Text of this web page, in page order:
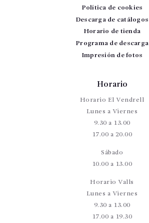
Política de cookies
Descarga de catálogos
Horario de tienda
Programa de descarga
Impresión de fotos
Horario
Horario El Vendrell
Lunes a Viernes
9.30 a 13.00
17.00 a 20.00
Sábado
10.00 a 13.00
Horario Valls
Lunes a Viernes
9.30 a 13.00
17.00 a 19.30